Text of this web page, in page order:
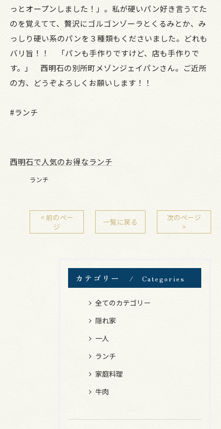
っとオープンしました！」。私が硬いパン好き言うてた
のを覚えてて、贅沢にゴルゴンゾーラとくるみとか、み
っしり硬い系のパンを３種類もくださいました。どれも
バリ旨！！ 「パンも手作りですけど、店も手作りで
す。」 西明石の別所町メゾンジェイパンさん。ご近所
の方、どうぞよろしくお願いします！！
#ランチ
西明石で人気のお得なランチ
ランチ
< 前のペー
ジ
一覧に戻る
次のページ
>
カテゴリー Categories
全てのカテゴリー
隠れ家
一人
ランチ
家庭料理
牛肉